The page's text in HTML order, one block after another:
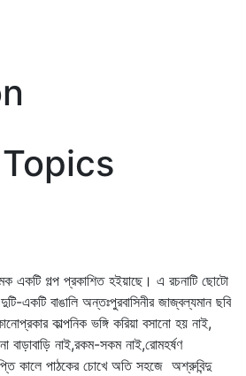
একটি গল্প প্রকাশিত হইয়াছে। এ রচনাটি ছোটো
একটি বাঙালি অন্তঃপুরবাসিনীর জাজ্বল্যমান ছবি
কাল্পনিক ভঙ্গি করিয়া বসানো হয় নাই,
বাড়াবাড়ি নাই,রকম-সকম নাই,রোমহর্ষণ
কালে পাঠকের চোখে অতি সহজে অশ্রুবিন্দু